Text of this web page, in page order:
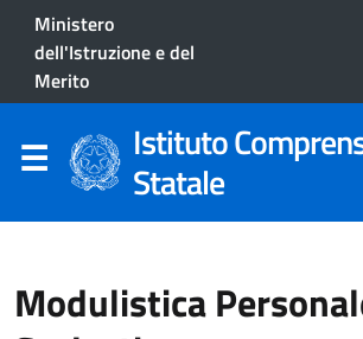
Ministero
dell'Istruzione e del
Merito
Istituto
Statale
Modulistica